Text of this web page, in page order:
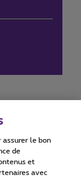
assurer le bon
de
et
avec